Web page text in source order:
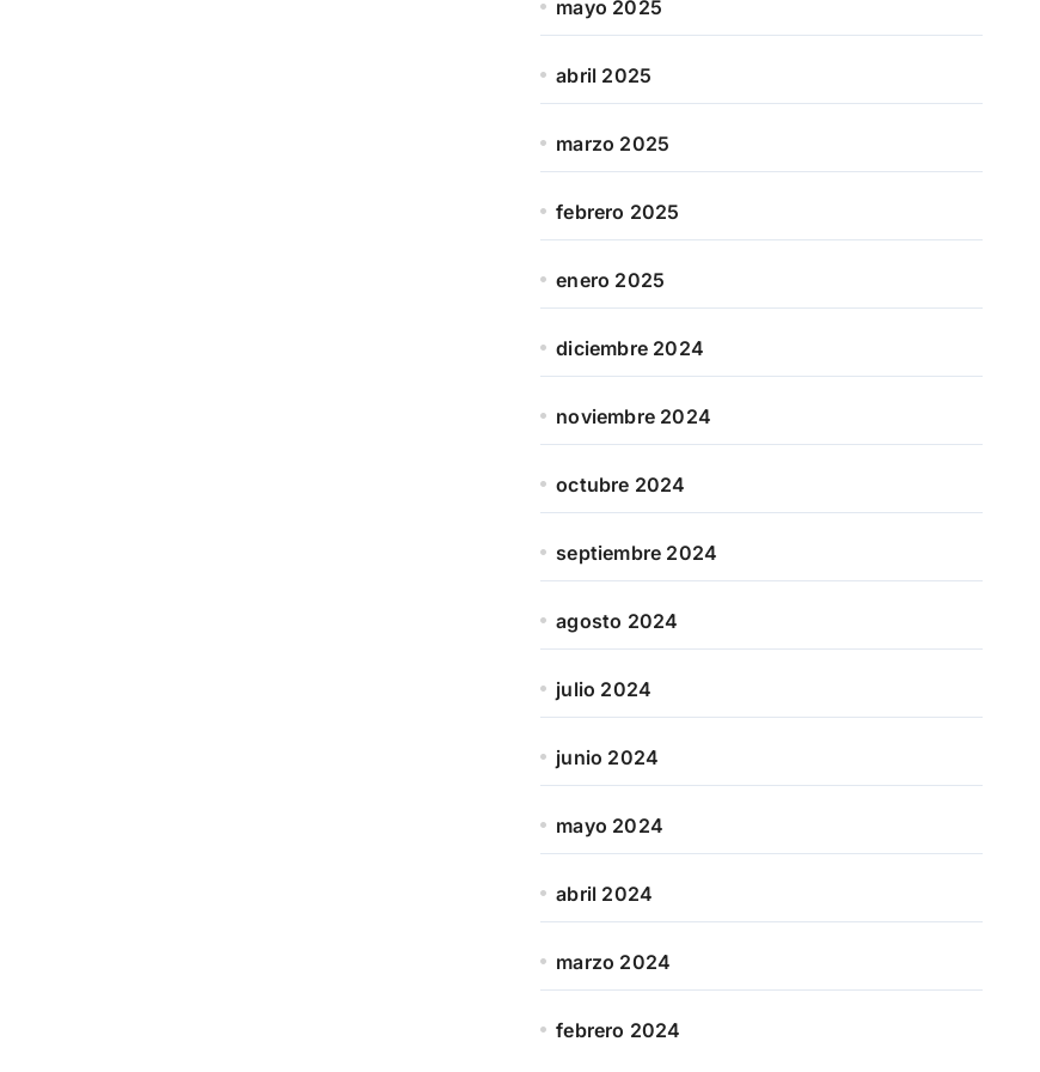
mayo 2025
abril 2025
marzo 2025
febrero 2025
enero 2025
diciembre 2024
noviembre 2024
octubre 2024
septiembre 2024
agosto 2024
julio 2024
junio 2024
mayo 2024
abril 2024
marzo 2024
febrero 2024